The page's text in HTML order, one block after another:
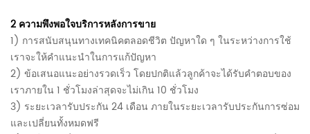
2 ความพึงพอใจบริการหลังการขาย
1) การสนับสนุนทางเทคนิคตลอดชีวิต ปัญหาใด ๆ ในระหว่างการใช้
เราจะให้คำแนะนำในการแก้ปัญหา
2) ข้อเสนอแนะอย่างรวดเร็ว โดยปกติแล้วลูกค้าจะได้รับคำตอบของ
เราภายใน 1 ชั่วโมงล่าสุดจะไม่เกิน 10 ชั่วโมง
3) ระยะเวลารับประกัน 24 เดือน ภายในระยะเวลารับประกันการซ่อม
และเปลี่ยนทั้งหมดฟรี